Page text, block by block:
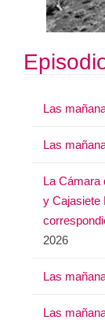
Las
Las
La Cámara
y Cajasiete
2026
Las
Las